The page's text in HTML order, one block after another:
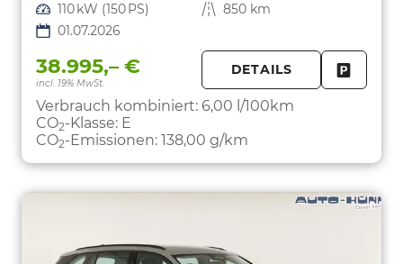
Leistung 110 kW (150 PS) Kilometerstand 850 km
01.07.2026
38.995,– €
incl. 19% MwSt.
DETAILS
Verbrauch kombiniert: 6,00 l/100km
CO2-Klasse: E
CO2-Emissionen: 138,00 g/km